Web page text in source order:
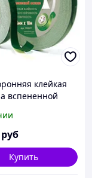
клейкая
вспененной
х 10м Kleb
руб
Купить